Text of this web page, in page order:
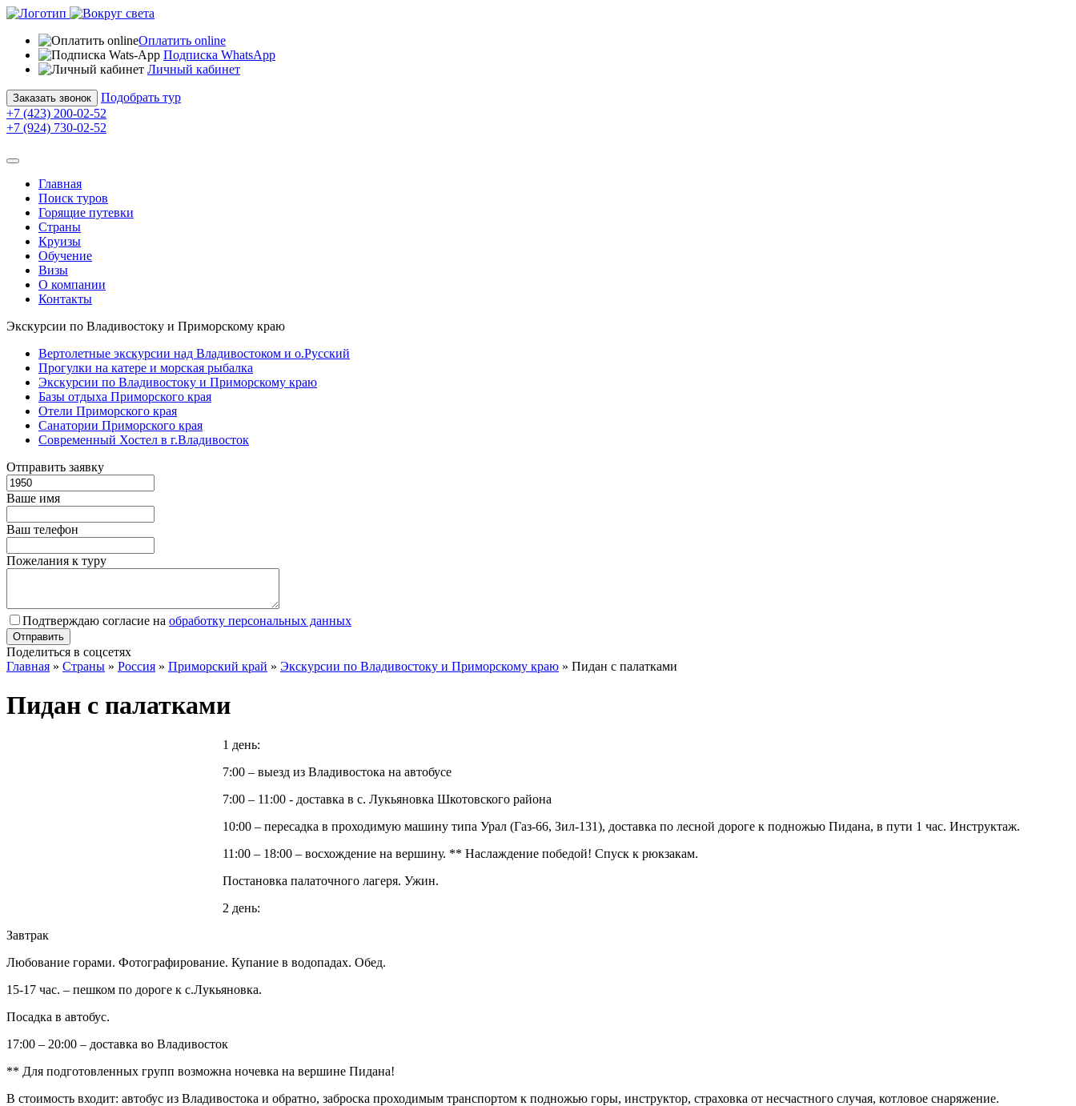
Оплатить online
Подписка WhatsApp
Личный кабинет
Заказать звонок
Подобрать тур
+7 (423) 200-02-52
+7 (924) 730-02-52
Главная
Поиск туров
Горящие путевки
Страны
Круизы
Обучение
Визы
О компании
Контакты
Экскурсии по Владивостоку и Приморскому краю
Вертолетные экскурсии над Владивостоком и о.Русский
Прогулки на катере и морская рыбалка
Экскурсии по Владивостоку и Приморскому краю
Базы отдыха Приморского края
Отели Приморского края
Санатории Приморского края
Современный Хостел в г.Владивосток
Отправить заявку
Ваше имя
Ваш телефон
Пожелания к туру
Подтверждаю согласие на обработку персональных данных
Поделиться в соцсетях
Главная » Страны » Россия » Приморский край » Экскурсии по Владивостоку и Приморскому краю » Пидан с палатками
Пидан с палатками
1 день:
7:00 – выезд из Владивостока на автобусе
7:00 – 11:00 - доставка в с. Лукьяновка Шкотовского района
10:00 – пересадка в проходимую машину типа Урал (Газ-66, Зил-131), доставка по лесной дороге к подножью Пидана, в пути 1 час. Инструктаж.
11:00 – 18:00 – восхождение на вершину. ** Наслаждение победой! Спуск к рюкзакам.
Постановка палаточного лагеря. Ужин.
2 день:
Завтрак
Любование горами. Фотографирование. Купание в водопадах. Обед.
15-17 час. – пешком по дороге к с.Лукьяновка.
Посадка в автобус.
17:00 – 20:00 – доставка во Владивосток
** Для подготовленных групп возможна ночевка на вершине Пидана!
В стоимость входит: автобус из Владивостока и обратно, заброска проходимым транспортом к подножью горы, инструктор, страховка от несчастного случая, котловое снаряжение.